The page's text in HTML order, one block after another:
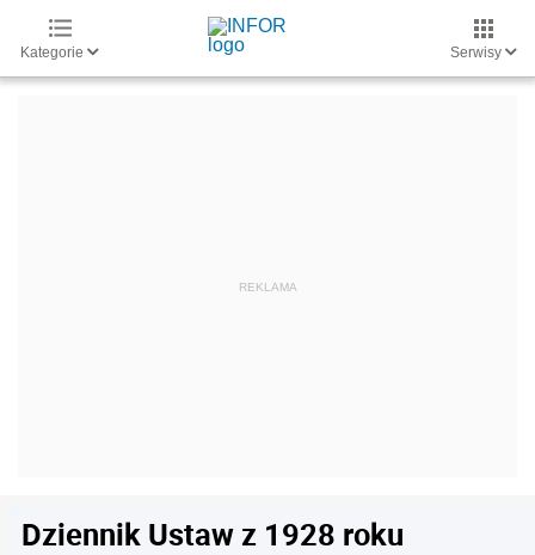
Kategorie Serwisy
Dziennik Ustaw z 1928 roku